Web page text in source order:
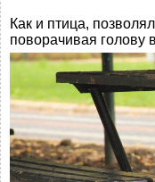
Как и птица,
поворачивая голову